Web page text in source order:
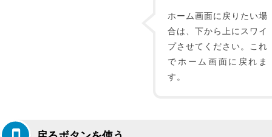
ホーム画面に戻りたい場
合は、下から上にスワイ
プさせてください。これ
でホーム画面に戻れま
す。